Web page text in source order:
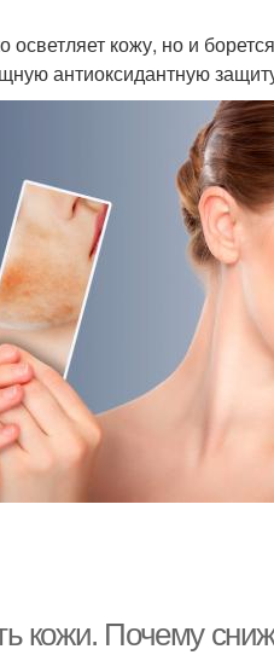
осветляет кожу, но и
антиоксидантную
кожи. Почему